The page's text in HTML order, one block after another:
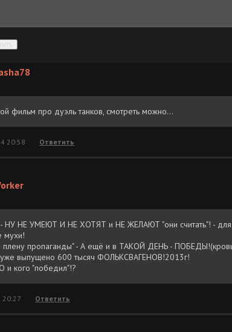
фильм про дуэль танков, смотреть можно...
20:58 Ответить
НУ НЕ УМЕЮТ И НЕ ХОТЯТ и НЕ ЖЕЛАЮТ "они считать"! - для
мухи!
плену пропаганды" - А ещё и в ТАКОЙ ДЕНЬ -
уже выпущено 600 тысяч ФОЛЬКСВАГЕНОВ!2013г!
и кого "победил"!?
20:27 Ответить